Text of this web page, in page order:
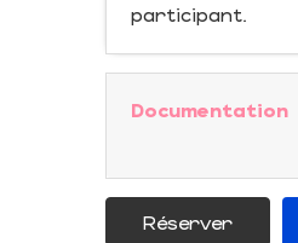
participant.
Documentation
Réserver